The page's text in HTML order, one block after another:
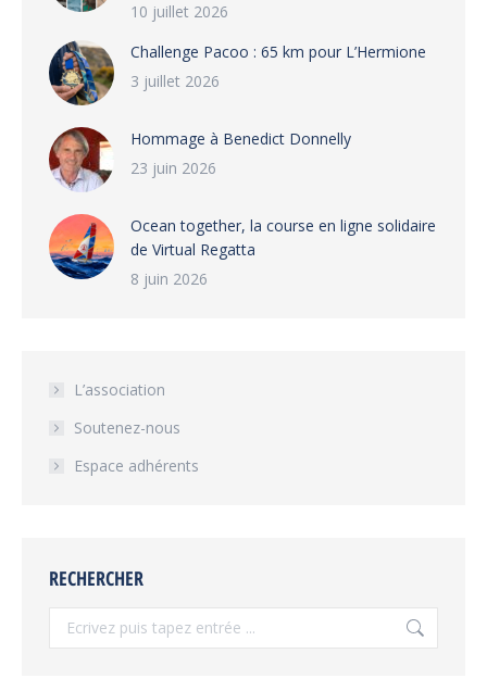
10 juillet 2026
Challenge Pacoo : 65 km pour L’Hermione
3 juillet 2026
Hommage à Benedict Donnelly
23 juin 2026
Ocean together, la course en ligne solidaire
de Virtual Regatta
8 juin 2026
L’association
Soutenez-nous
Espace adhérents
RECHERCHER
Recherche
: